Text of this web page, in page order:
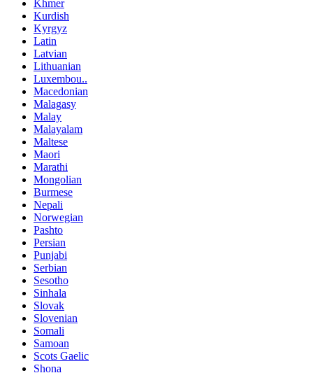
Khmer
Kurdish
Kyrgyz
Latin
Latvian
Lithuanian
Luxembou..
Macedonian
Malagasy
Malay
Malayalam
Maltese
Maori
Marathi
Mongolian
Burmese
Nepali
Norwegian
Pashto
Persian
Punjabi
Serbian
Sesotho
Sinhala
Slovak
Slovenian
Somali
Samoan
Scots Gaelic
Shona